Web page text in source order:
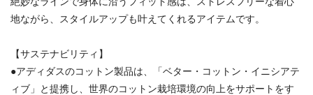
地ながら、スタイルアップも叶えてくれるアイテムです。
【サステナビリティ】
●アディダスのコットン製品は、「ベター・コットン・イニシアテ
ィブ」と提携し、世界のコットン栽培環境の向上をサポートをす